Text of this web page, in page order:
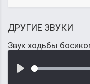
ДРУГИЕ ЗВУКИ
Звук ходьбы